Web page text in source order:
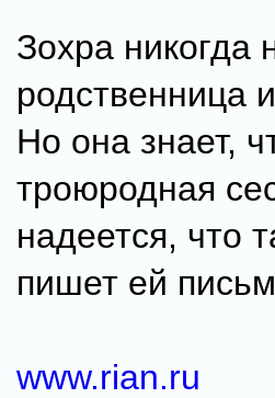
Зохра никогда
родственница
Но она знает,
троюродная
надеется, что
пишет ей
www.rian.ru